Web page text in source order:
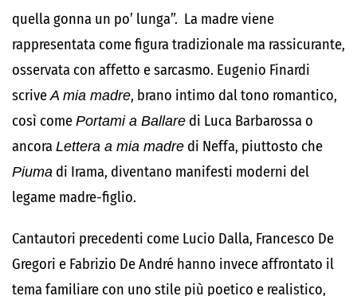
quella gonna un po’ lunga”. La madre viene
rappresentata come figura tradizionale ma rassicurante,
osservata con affetto e sarcasmo. Eugenio Finardi
scriveA mia madre, brano intimo dal tono romantico,
così comePortami a Ballare di Luca Barbarossa o
ancora Lettera a mia madre di Neffa, piuttosto che
Piuma di Irama, diventano manifesti moderni del
legame madre-figlio.
Cantautori precedenti come Lucio Dalla, Francesco De
Gregori e Fabrizio De André hanno invece affrontato il
tema familiare con uno stile più poetico e realistico,